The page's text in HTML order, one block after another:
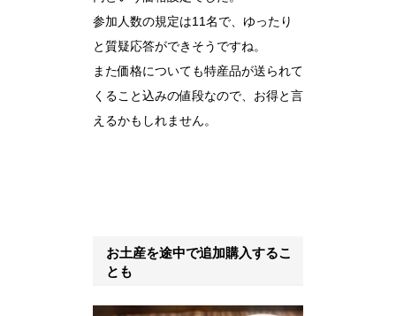
参加人数の規定は11名で、ゆったり
と質疑応答ができそうですね。
また価格についても特産品が送られて
くること込みの値段なので、お得と言
えるかもしれません。
お土産を途中で追加購入するこ
とも